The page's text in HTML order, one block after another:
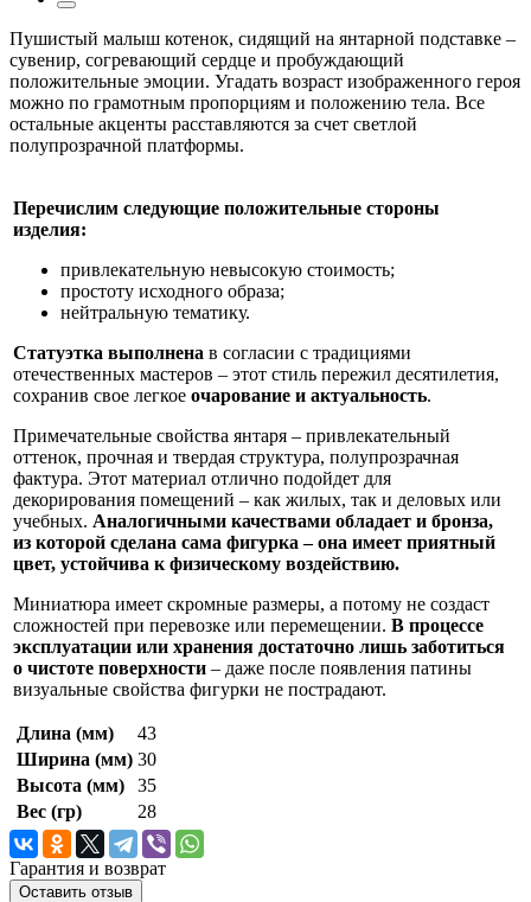
Пушистый малыш котенок, сидящий на янтарной подставке –
сувенир, согревающий сердце и пробуждающий
положительные эмоции. Угадать возраст изображенного героя
можно по грамотным пропорциям и положению тела. Все
остальные акценты расставляются за счет светлой
полупрозрачной платформы.
Перечислим следующие положительные стороны
изделия:
привлекательную невысокую стоимость;
простоту исходного образа;
нейтральную тематику.
Статуэтка выполнена в согласии с традициями
отечественных мастеров – этот стиль пережил десятилетия,
сохранив свое легкое очарование и актуальность.
Примечательные свойства янтаря – привлекательный
оттенок, прочная и твердая структура, полупрозрачная
фактура. Этот материал отлично подойдет для
декорирования помещений – как жилых, так и деловых или
учебных. Аналогичными качествами обладает и бронза,
из которой сделана сама фигурка – она имеет приятный
цвет, устойчива к физическому воздействию.
Миниатюра имеет скромные размеры, а потому не создаст
сложностей при перевозке или перемещении. В процессе
эксплуатации или хранения достаточно лишь заботиться
о чистоте поверхности – даже после появления патины
визуальные свойства фигурки не пострадают.
Длина (мм)
43
Ширина (мм) 30
Высота (мм)
35
Вес (гр)
28
Гарантия и возврат
Оставить отзыв